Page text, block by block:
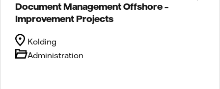
Document Management Offshore –
Improvement Projects
Administration
Kolding